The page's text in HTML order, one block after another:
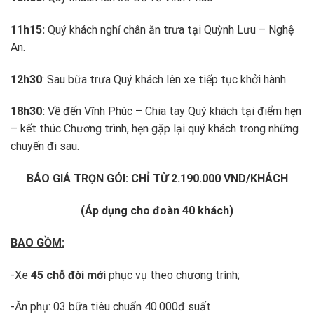
11h15: Quý khách nghỉ chân ăn trưa tại Quỳnh Lưu – Nghệ
An.
12h30: Sau bữa trưa Quý khách lên xe tiếp tục khởi hành
18h30: Về đến Vĩnh Phúc – Chia tay Quý khách tại điểm hẹn
– kết thúc Chương trình, hẹn gặp lại quý khách trong những
chuyến đi sau.
BÁO GIÁ TRỌN GÓI: CHỈ TỪ 2.190.000 VND/KHÁCH
(Áp dụng cho đoàn 40 khách)
BAO GỒM:
-Xe 45 chỗ đời mới phục vụ theo chương trình;
-Ăn phụ: 03 bữa tiêu chuẩn 40.000đ suất